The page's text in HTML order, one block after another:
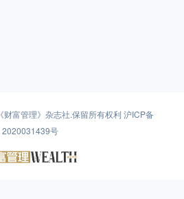
《财富管理》杂志社.保留所有权利沪ICP备
2020031439号